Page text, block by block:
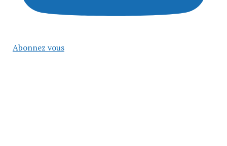
Abonnez vous